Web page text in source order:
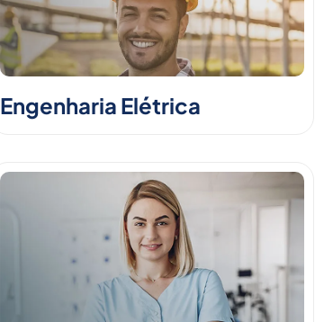
Engenharia Elétrica